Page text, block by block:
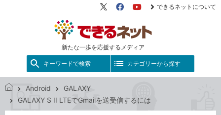
新たな一歩を応援するメディア
X（旧
FacebookYouTube
できるネットについて
キーワードで検索 カテゴリーから探す
で
Android
GALAXY
GALAXY S II LTEでGmailを送受信するには